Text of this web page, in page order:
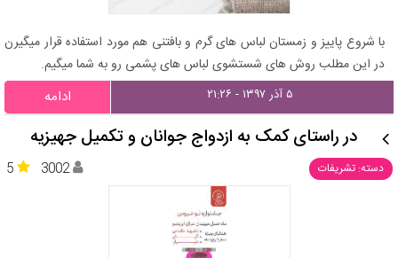
با شروع پاییز و زمستان لباس های گرم و بافتنی هم مورد استفاده قرار میگیرن
در این مطلب روش های شستشوی لباس های پشمی رو به شما میگیم.
۵ آذر ۱۳۹۷ - ۲۱:۲۶ ادامه
در راستای کمک به ازدواج جوانان و تکمیل جهیزیه
دسته: تشریفات 5 3002